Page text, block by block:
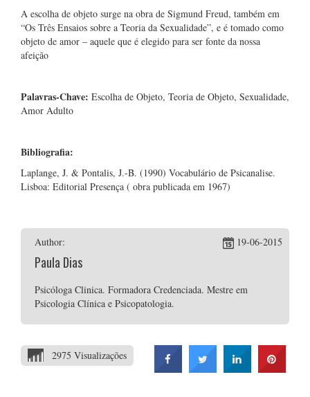
A escolha de objeto surge na obra de Sigmund Freud, também em
“Os Três Ensaios sobre a Teoria da Sexualidade”, e é tomado como
objeto de amor – aquele que é elegido para ser fonte da nossa
afeição
Palavras-Chave: Escolha de Objeto, Teoria de Objeto, Sexualidade,
Amor Adulto
Bibliografia:
Laplange, J. & Pontalis, J.-B. (1990) Vocabulário de Psicanalise.
Lisboa: Editorial Presença ( obra publicada em 1967)
Author:
Paula Dias
19-06-2015
Psicóloga Clinica. Formadora Credenciada. Mestre em
Psicologia Clínica e Psicopatologia.
2975 Visualizações